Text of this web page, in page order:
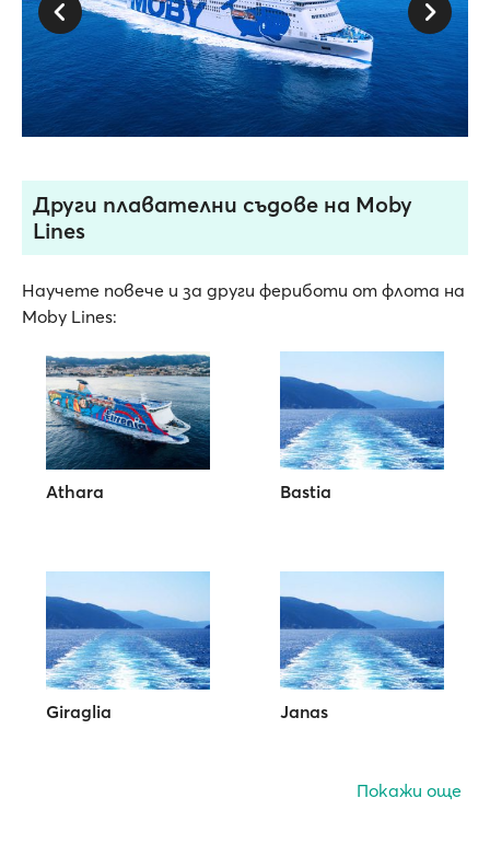
Други плавателни съдове на Moby
Lines
Научете повече и за други фериботи от флота на
Moby Lines:
Athara Bastia
Giraglia Janas
Покажи още